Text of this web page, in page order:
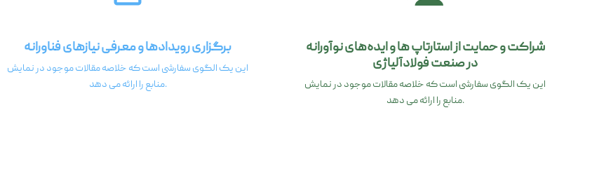
برگزاری رویدادها و معرفی نیازهای فناورانه
این یک الگوی سفارشی است که خلاصه مقالات موجود در نمایش
منابع را ارائه می دهد.
شراکت و حمایت از استارتاپ ها و ایده‌های نوآورانه
در صنعت فولادآلیاژی
این یک الگوی سفارشی است که خلاصه مقالات موجود در نمایش
منابع را ارائه می دهد.